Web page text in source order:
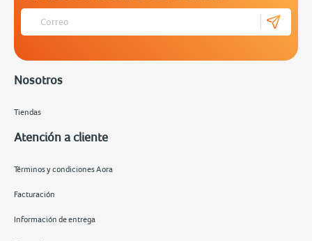
Nosotros
Tiendas
Atención a cliente
Términos y condiciones Aora
Facturación
Información de entrega